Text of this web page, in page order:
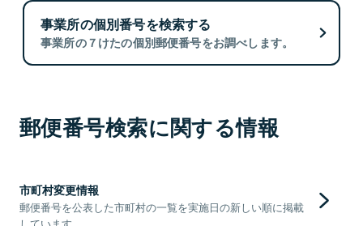
事業所の個別番号を検索する
事業所の７けたの個別郵便番号をお調べします。
郵便番号検索に関する情報
市町村変更情報
郵便番号を公表した市町村の一覧を実施日の新しい順に掲載